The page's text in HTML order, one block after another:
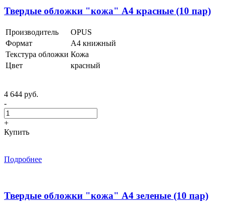
Твердые обложки "кожа" А4 красные (10 пар)
Производитель
OPUS
Формат
А4 книжный
Текстура обложки Кожа
Цвет
красный
4 644 руб.
-
+
Купить
Подробнее
Твердые обложки "кожа" А4 зеленые (10 пар)